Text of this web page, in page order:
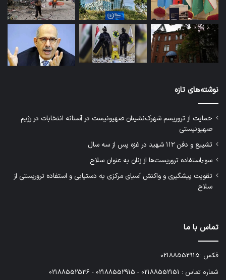
نوشته‌های تازه
حمایت از تروریسم شهرک‌نشینان صهیونیست در آستانه انتخابات در رژیم
صهیونیستی
تشییع و دفن ۱۱۲ شهید در غزه پس از سه سال
سوءاستفاده تروریست‌ها از زنان به عنوان سلاح
تقویت پیشگیری و واکنش آسیای مرکزی به دستیابی و استفاده تروریستی از
سلاح
تماس با ما
فکس :02188552915
شماره تماس : 02188552151 - 02188552915 - 02188552536